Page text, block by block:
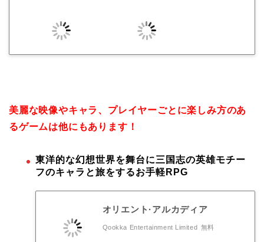
美麗な映像やキャラ、プレイヤーごとに楽しみ方のあ
るゲームは他にもあります！
東洋的な幻想世界を舞台に三国志の英雄モチー
フのキャラと旅をするお手軽RPG
オリエント·アルカディア
Qookka Entertainment Limited 無料